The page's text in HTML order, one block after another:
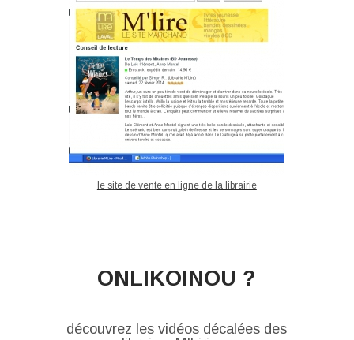
le site de vente en ligne de la librairie
ONLIKOINOU ?
découvrez les vidéos décalées des